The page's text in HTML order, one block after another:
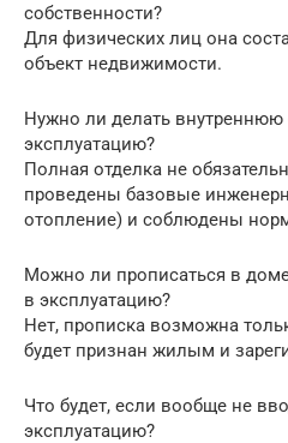
собственности?
Для физических лиц она
объект недвижимости.
Нужно ли делать внутреннюю
эксплуатацию?
Полная отделка не
проведены базовые
отопление) и соблюдены
Можно ли прописаться в
в эксплуатацию?
Нет, прописка возможна
будет признан жилым и
Что будет, если вообще не
эксплуатацию?